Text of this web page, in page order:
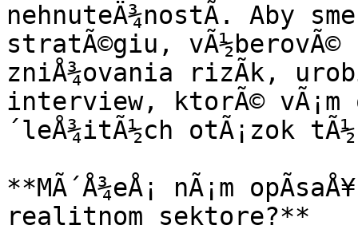
nehnuteÄ¾nostÃ­. Aby
stratÃ©giu,
zniÅ¾ovania rizÃ­k,
interview, ktorÃ© vÃ¡m
´leÅ¾itÃ½ch otÃ¡zok
**MÃ´Å¾eÅ¡ nÃ¡m
realitnom sektore?**